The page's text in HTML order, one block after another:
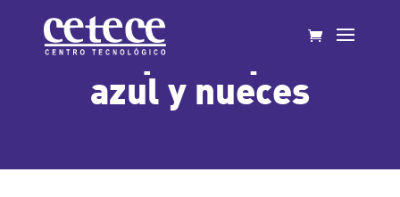
Canapé de queso
azul y nueces